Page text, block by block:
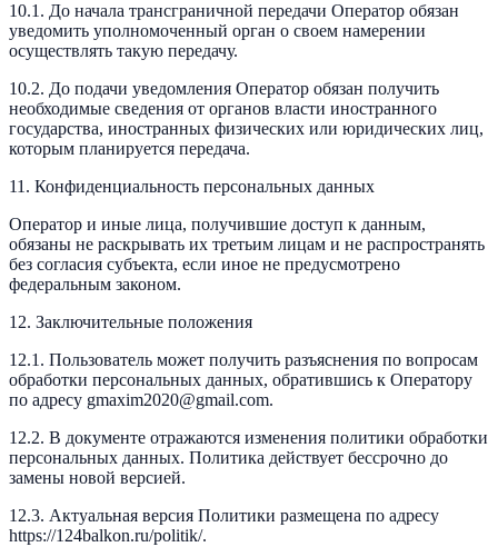
10.1. До начала трансграничной передачи Оператор обязан
уведомить уполномоченный орган о своем намерении
осуществлять такую передачу.
10.2. До подачи уведомления Оператор обязан получить
необходимые сведения от органов власти иностранного
государства, иностранных физических или юридических лиц,
которым планируется передача.
11. Конфиденциальность персональных данных
Оператор и иные лица, получившие доступ к данным,
обязаны не раскрывать их третьим лицам и не распространять
без согласия субъекта, если иное не предусмотрено
федеральным законом.
12. Заключительные положения
12.1. Пользователь может получить разъяснения по вопросам
обработки персональных данных, обратившись к Оператору
по адресу gmaxim2020@gmail.com.
12.2. В документе отражаются изменения политики обработки
персональных данных. Политика действует бессрочно до
замены новой версией.
12.3. Актуальная версия Политики размещена по адресу
https://124balkon.ru/politik/.